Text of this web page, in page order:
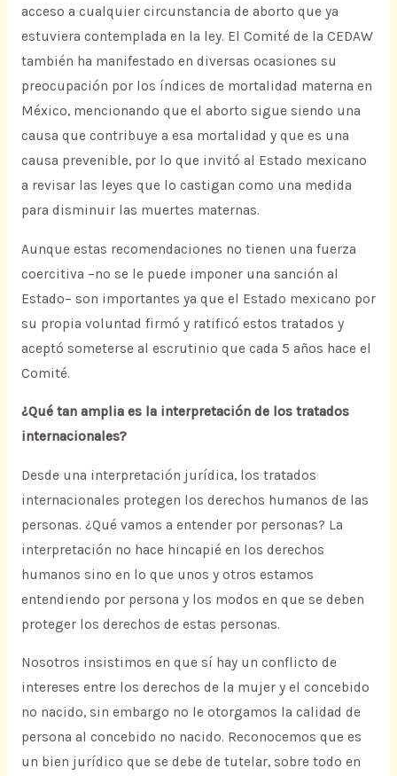
acceso a cualquier circunstancia de aborto que ya
estuviera contemplada en la ley. El Comité de la CEDAW
también ha manifestado en diversas ocasiones su
preocupación por los índices de mortalidad materna en
México, mencionando que el aborto sigue siendo una
causa que contribuye a esa mortalidad y que es una
causa prevenible, por lo que invitó al Estado mexicano
a revisar las leyes que lo castigan como una medida
para disminuir las muertes maternas.
Aunque estas recomendaciones no tienen una fuerza
coercitiva –no se le puede imponer una sanción al
Estado– son importantes ya que el Estado mexicano por
su propia voluntad firmó y ratificó estos tratados y
aceptó someterse al escrutinio que cada 5 años hace el
Comité.
¿Qué tan amplia es la interpretación de los tratados
internacionales?
Desde una interpretación jurídica, los tratados
internacionales protegen los derechos humanos de las
personas. ¿Qué vamos a entender por personas? La
interpretación no hace hincapié en los derechos
humanos sino en lo que unos y otros estamos
entendiendo por persona y los modos en que se deben
proteger los derechos de estas personas.
Nosotros insistimos en que sí hay un conflicto de
intereses entre los derechos de la mujer y el concebido
no nacido, sin embargo no le otorgamos la calidad de
persona al concebido no nacido. Reconocemos que es
un bien jurídico que se debe de tutelar, sobre todo en